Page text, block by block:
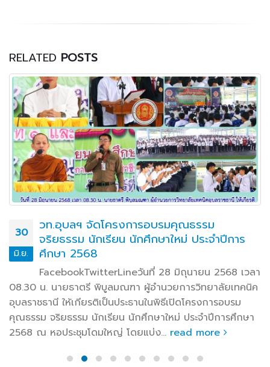
RELATED POSTS
30
มิ.ย.
วท.อุบลฯ จัดโครงการอบรมคุณธรรม
จริยธรรม นักเรียน นักศึกษาใหม่ ประจำปีการ
ศึกษา 2568
FacebookTwitterLineวันที่ 28 มิถุนายน 2568 เวลา
08.30 น. นายธาตรี พิบูลมณฑา ผู้อำนวยการวิทยาลัยเทคนิค
อุบลราชธานี ให้เกียรติเป็นประธานในพิธีเปิดโครงการอบรม
คุณธรรม จริยธรรม นักเรียน นักศึกษาใหม่ ประจำปีการศึกษา
2568 ณ หอประชุมโดมใหญ่ โดยแบ่ง... read more